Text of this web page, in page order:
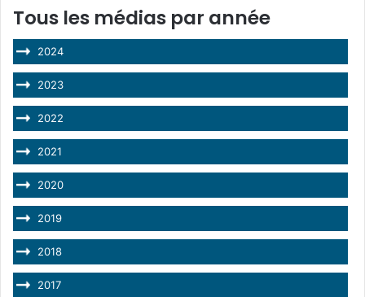
Tous les médias par année
2024
2023
2022
2021
2020
2019
2018
2017